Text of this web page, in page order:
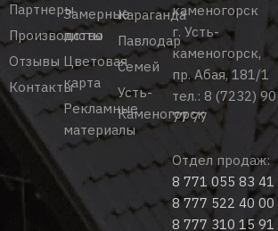
Партнеры
Производство
Отзывы
Контакты
Замерные
листы
Цветовая
карта
Рекламные
материалы
Караганда
Павлодар
Семей
Усть-
Каменогорск
каменогорск
г. Усть-
каменогорск,
пр. Абая, 181/1
тел.:8 (7232) 90
77 77
Отдел продаж:
8 771 055 83 41
8 777 522 40 00
8 777 310 15 91